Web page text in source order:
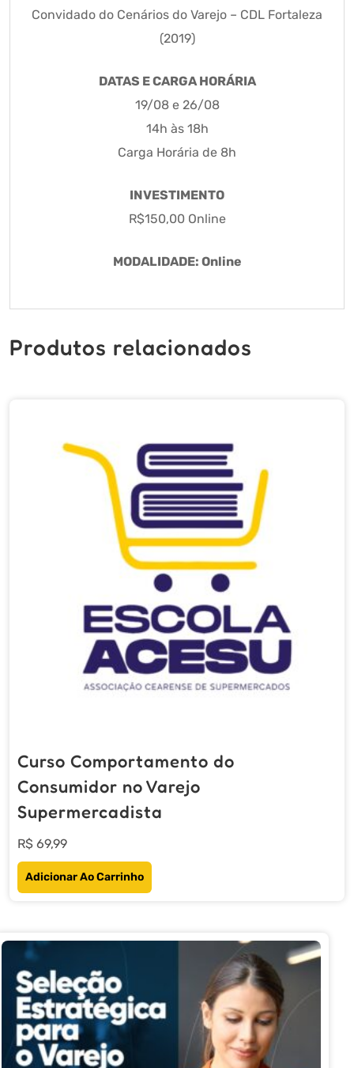
Convidado do Cenários do Varejo – CDL Fortaleza
(2019)
DATAS E CARGA HORÁRIA
19/08 e 26/08
14h às 18h
Carga Horária de 8h
INVESTIMENTO
R$150,00 Online
MODALIDADE: Online
Produtos relacionados
Curso Comportamento do
Consumidor no Varejo
Supermercadista
R$ 69,99
Adicionar Ao Carrinho